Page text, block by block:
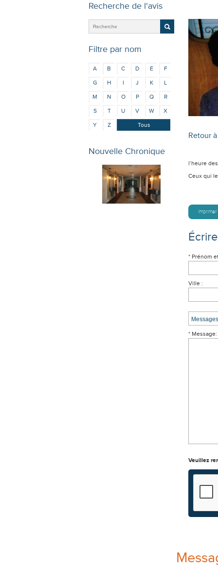
Recherche de l'avis
Filtre par nom
A B C D E
F
G
H I J K
L
M
N O P Q
R
S
T U V W
X
Y
Z Tous
Retour
l’heure
Ceux qui
Imprimer
* Prénom
Ville :
* Message:
Veuillez
Nouvelle Chronique